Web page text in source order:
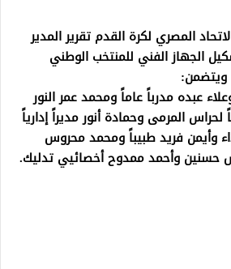
المصري لكرة القدم تقرير المدير
الجهاز الفني للمنتخب الوطني
عبده مدرباً عاماً ومحمد عمر النور
المرمى وحمادة أنور مديراً إدارياً
وأيمن فريد طبيباً ومحمد محروس
حسنين وأحمد ممدوح أخصائيي تدليك.